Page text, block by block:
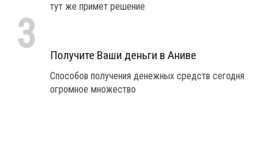
тут же примет решение
3 Получите Ваши деньги в Аниве
Способов получения денежных средств сегодня
огромное множество